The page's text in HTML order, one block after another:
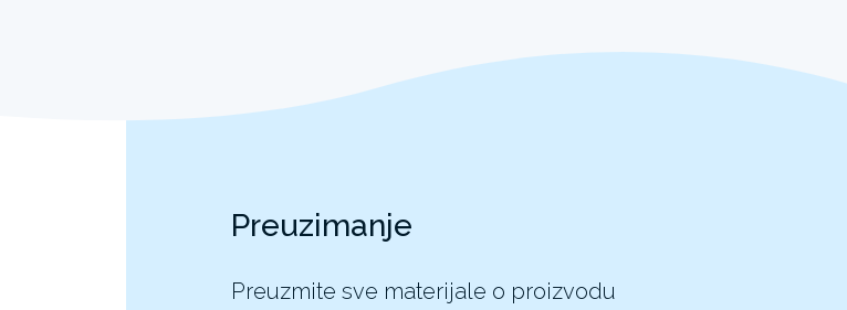
Preuzimanje
Preuzmite sve materijale o proizvodu